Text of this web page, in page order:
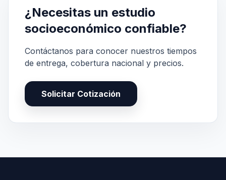
¿Necesitas un estudio
socioeconómico confiable?
Contáctanos para conocer nuestros tiempos
de entrega, cobertura nacional y precios.
Solicitar Cotización